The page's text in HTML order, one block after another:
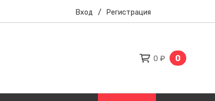
Вход / Регистрация
0 ₽ 0